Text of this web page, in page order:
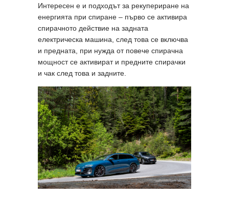
Интересен е и подходът за рекупериране на
енергията при спиране – първо се активира
спирачното действие на задната
електрическа машина, след това се включва
и предната, при нужда от повече спирачна
мощност се активират и предните спирачки
и чак след това и задните.